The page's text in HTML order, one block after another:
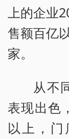
上的企业
售额百亿
家。
从不
表现出色
以上，